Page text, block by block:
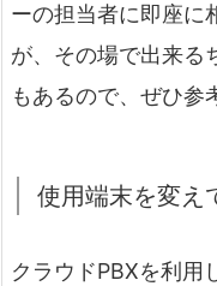
ーの担当者に即座に
が、その場で出来る
もあるので、ぜひ参
使用端末を変え
クラウドPBXを利用